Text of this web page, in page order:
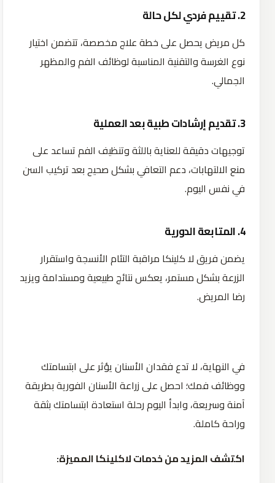
2. تقييم فردي لكل حالة
كل مريض يحصل على خطة علاج مخصصة، تتضمن اختيار
نوع الغرسة والتقنية المناسبة لوظائف الفم والمظهر
الجمالي.
3. تقديم إرشادات طبية بعد العملية
توجيهات دقيقة للعناية باللثة وتنظيف الفم تساعد على
منع الالتهابات، دعم التعافي بشكل صحيح بعد تركيب السن
في نفس اليوم.
4. المتابعة الدورية
يضمن فريق لا كلينكا مراقبة التئام الأنسجة واستقرار
الزرعة بشكل مستمر، يعكس نتائج طبيعية ومستدامة ويزيد
رضا المريض.
في النهاية، لا تدع فقدان الأسنان يؤثر على ابتسامتك
ووظائف فمك؛ احصل على زراعة الأسنان الفورية بطريقة
آمنة وسريعة، وابدأ اليوم رحلة استعادة ابتسامتك بثقة
وراحة كاملة.
اكتشف المزيد من خدمات لاكلينكا المميزة: